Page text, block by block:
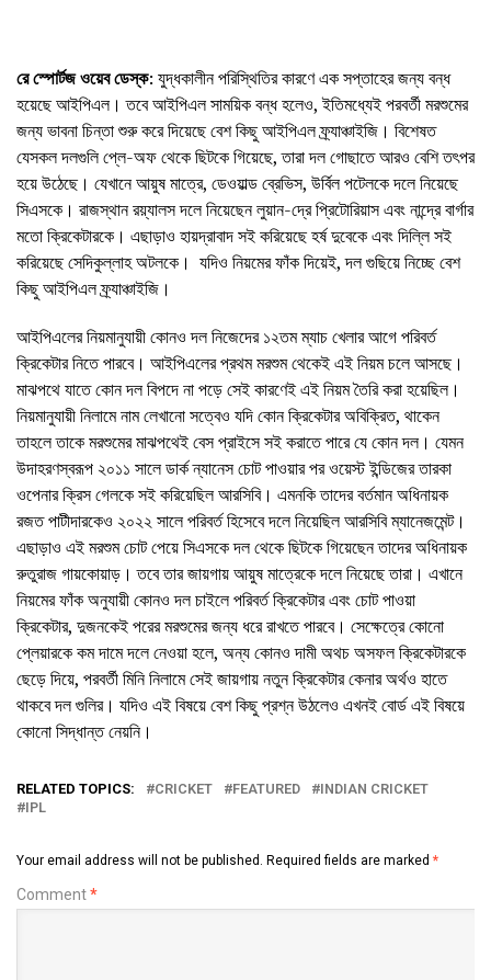
রে স্পোর্টজ ওয়েব ডেস্ক: যুদ্ধকালীন পরিস্থিতির কারণে এক সপ্তাহের জন্য বন্ধ
হয়েছে আইপিএল। তবে আইপিএল সাময়িক বন্ধ হলেও, ইতিমধ্যেই পরবর্তী মরশুমের
জন্য ভাবনা চিন্তা শুরু করে দিয়েছে বেশ কিছু আইপিএল ফ্র্যাঞ্চাইজি। বিশেষত
যেসকল দলগুলি প্লে-অফ থেকে ছিটকে গিয়েছে, তারা দল গোছাতে আরও বেশি তৎপর
হয়ে উঠেছে। যেখানে আয়ুষ মাত্রে, ডেওয়াল্ড ব্রেভিস, উর্বিল পটেলকে দলে নিয়েছে
সিএসকে। রাজস্থান রয়্যালস দলে নিয়েছেন লুয়ান-দ্রে প্রিটোরিয়াস এবং নান্দ্রে বার্গার
মতো ক্রিকেটারকে। এছাড়াও হায়দ্রাবাদ সই করিয়েছে হর্ষ দুবেকে এবং দিল্লি সই
করিয়েছে সেদিকুল্লাহ অটলকে। যদিও নিয়মের ফাঁক দিয়েই, দল গুছিয়ে নিচ্ছে বেশ
কিছু আইপিএল ফ্র্যাঞ্চাইজি।
আইপিএলের নিয়মানুযায়ী কোনও দল নিজেদের ১২তম ম্যাচ খেলার আগে পরিবর্ত
ক্রিকেটার নিতে পারবে। আইপিএলের প্রথম মরশুম থেকেই এই নিয়ম চলে আসছে।
মাঝপথে যাতে কোন দল বিপদে না পড়ে সেই কারণেই এই নিয়ম তৈরি করা হয়েছিল।
নিয়মানুযায়ী নিলামে নাম লেখানো সত্বেও যদি কোন ক্রিকেটার অবিক্রিত, থাকেন
তাহলে তাকে মরশুমের মাঝপথেই বেস প্রাইসে সই করাতে পারে যে কোন দল। যেমন
উদাহরণস্বরূপ ২০১১ সালে ডার্ক ন্যানেস চোট পাওয়ার পর ওয়েস্ট ইন্ডিজের তারকা
ওপেনার ক্রিস গেলকে সই করিয়েছিল আরসিবি। এমনকি তাদের বর্তমান অধিনায়ক
রজত পাটীদারকেও ২০২২ সালে পরিবর্ত হিসেবে দলে নিয়েছিল আরসিবি ম্যানেজমেন্ট।
এছাড়াও এই মরশুম চোট পেয়ে সিএসকে দল থেকে ছিটকে গিয়েছেন তাদের অধিনায়ক
রুতুরাজ গায়কোয়াড়। তবে তার জায়গায় আয়ুষ মাত্রেকে দলে নিয়েছে তারা। এখানে
নিয়মের ফাঁক অনুযায়ী কোনও দল চাইলে পরিবর্ত ক্রিকেটার এবং চোট পাওয়া
ক্রিকেটার, দুজনকেই পরের মরশুমের জন্য ধরে রাখতে পারবে। সেক্ষেত্রে কোনো
প্লেয়ারকে কম দামে দলে নেওয়া হলে, অন্য কোনও দামী অথচ অসফল ক্রিকেটারকে
ছেড়ে দিয়ে, পরবর্তী মিনি নিলামে সেই জায়গায় নতুন ক্রিকেটার কেনার অর্থও হাতে
থাকবে দল গুলির। যদিও এই বিষয়ে বেশ কিছু প্রশ্ন উঠলেও এখনই বোর্ড এই বিষয়ে
কোনো সিদ্ধান্ত নেয়নি।
RELATED TOPICS: CRICKET FEATURED
INDIAN CRICKET
IPL
Your email address will not be published. Required fields are marked *
Comment*